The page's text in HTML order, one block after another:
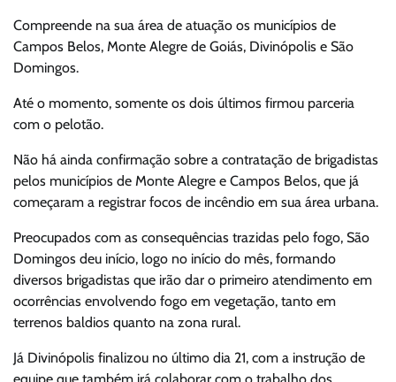
Compreende na sua área de atuação os municípios de
Campos Belos, Monte Alegre de Goiás, Divinópolis e São
Domingos.
Até o momento, somente os dois últimos firmou parceria
com o pelotão.
Não há ainda confirmação sobre a contratação de brigadistas
pelos municípios de Monte Alegre e Campos Belos, que já
começaram a registrar focos de incêndio em sua área urbana.
Preocupados com as consequências trazidas pelo fogo, São
Domingos deu início, logo no início do mês, formando
diversos brigadistas que irão dar o primeiro atendimento em
ocorrências envolvendo fogo em vegetação, tanto em
terrenos baldios quanto na zona rural.
Já Divinópolis finalizou no último dia 21, com a instrução de